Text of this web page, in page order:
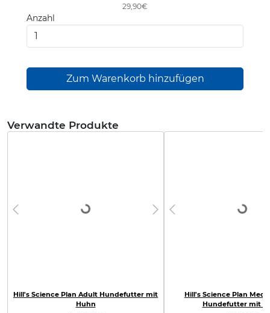
29,90€
Anzahl
Verwandte Produkte
Loading...
Previous Next
Hill's Science Plan Adult Hundefutter mit
Huhn
Previous
Hill's Science Plan
Hundefutter mit